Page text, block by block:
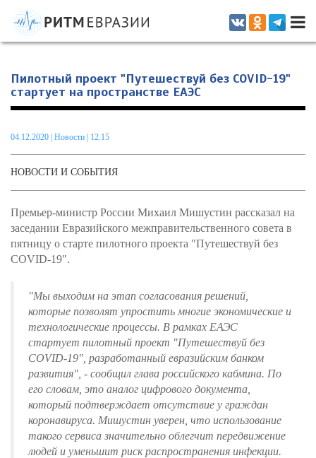
Информационно-аналитическое издание, посвященное актуальным
проблемам интеграции на постсоветском пространстве
Пилотный проект "Путешествуй без COVID-19"
стартует на пространстве ЕАЭС
04.12.2020 Новости | 12.15
НОВОСТИ И СОБЫТИЯ
Премьер-министр России Михаил Мишустин рассказал на
заседании Евразийского межправительственного совета в
пятницу о старте пилотного проекта "Путешествуй без
COVID-19".
"Мы выходим на этап согласования решений,
которые позволят упростить многие экономические и
технологические процессы. В рамках ЕАЭС
стартует пилотный проект "Путешествуй без
COVID-19", разработанный евразийским банком
развития", - сообщил глава российского кабмина. По
его словам, это аналог цифрового документа,
который подтверждает отсутствие у граждан
коронавируса. Мишустин уверен, что использование
такого сервиса значительно облегчит передвижение
людей и уменьшит риск распространения инфекции.